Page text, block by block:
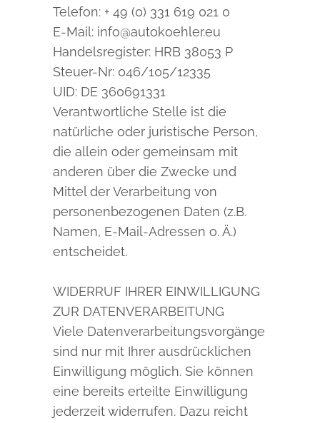
Telefon: + 49 (0) 331 619 021 0
E-Mail: info@autokoehler.eu
Handelsregister: HRB 38053 P
Steuer-Nr: 046/105/12335
UID: DE 360691331
Verantwortliche Stelle ist die
natürliche oder juristische Person,
die allein oder gemeinsam mit
anderen über die Zwecke und
Mittel der Verarbeitung von
personenbezogenen Daten (z.B.
Namen, E-Mail-Adressen o. Ä.)
entscheidet.
WIDERRUF IHRER EINWILLIGUNG
ZUR DATENVERARBEITUNG
Viele Datenverarbeitungsvorgänge
sind nur mit Ihrer ausdrücklichen
Einwilligung möglich. Sie können
eine bereits erteilte Einwilligung
jederzeit widerrufen. Dazu reicht